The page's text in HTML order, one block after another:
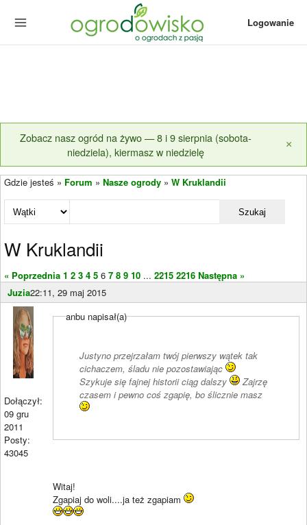
Logowanie
Zobacz nasz ogród na żywo — 8 i 9 sierpnia (sobota-
niedziela), kiermasz w niedzielę
×
Gdzie jesteś » Forum » Nasze ogrody » W Kruklandii
Szukaj
W Kruklandii
« Poprzednia 1 2 3 4 5 6 7 8 9 10 ... 2215 2216 Następna »
Juzia22:11, 29 maj 2015
Dołączył:
09 gru
2011
Posty:
43045
anbu napisał(a)
Justyno przejrzałam twój pierwszy wątek tak
cichaczem, śladu nie pozostawiając
Szykuje się fajnej historii ciąg dalszy
Zajrzę
czasem i pewno coś zgapię, bo ślicznie masz
Witaj!
Zgapiaj do woli....ja też zgapiam